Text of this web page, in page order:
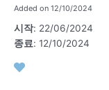
Added on 12/10/2024
시작: 22/06/2024
종료: 12/10/2024